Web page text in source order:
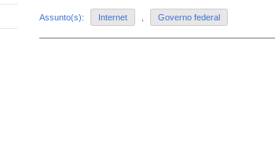
Assunto(s): Internet Governo federal